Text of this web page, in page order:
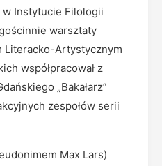
w Instytucie Filologii
warsztaty
Literacko-Artystycznym
współpracował z
„Bakałarz”
zespołów serii
Max Lars)